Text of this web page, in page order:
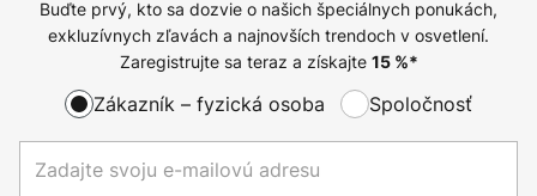
Buďte prvý, kto sa dozvie o našich špeciálnych ponukách,
exkluzívnych zľavách a najnovších trendoch v osvetlení.
Zaregistrujte sa teraz a získajte 15%*
Zákazník – fyzická osoba Spoločnosť